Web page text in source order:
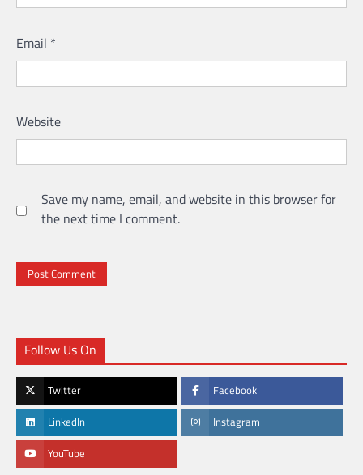
Email *
Website
Save my name, email, and website in this browser for
the next time I comment.
Follow Us On
Twitter Facebook
LinkedIn Instagram
YouTube